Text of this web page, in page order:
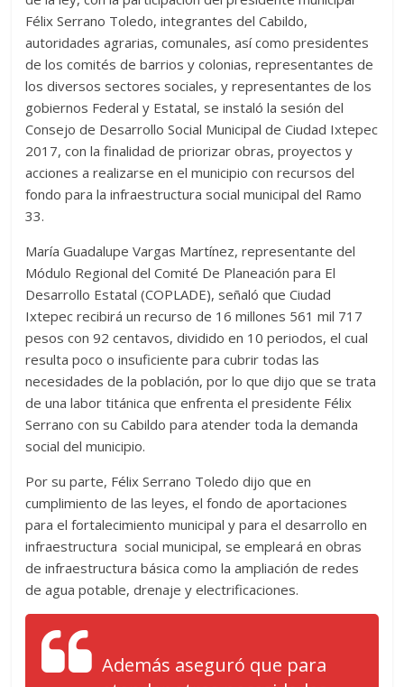
Félix Serrano Toledo, integrantes del Cabildo,
autoridades agrarias, comunales, así como presidentes
de los comités de barrios y colonias, representantes de
los diversos sectores sociales, y representantes de los
gobiernos Federal y Estatal, se instaló la sesión del
Consejo de Desarrollo Social Municipal de Ciudad Ixtepec
2017, con la finalidad de priorizar obras, proyectos y
acciones a realizarse en el municipio con recursos del
fondo para la infraestructura social municipal del Ramo
33.
María Guadalupe Vargas Martínez, representante del
Módulo Regional del Comité De Planeación para El
Desarrollo Estatal (COPLADE), señaló que Ciudad
Ixtepec recibirá un recurso de 16 millones 561 mil 717
pesos con 92 centavos, dividido en 10 periodos, el cual
resulta poco o insuficiente para cubrir todas las
necesidades de la población, por lo que dijo que se trata
de una labor titánica que enfrenta el presidente Félix
Serrano con su Cabildo para atender toda la demanda
social del municipio.
Por su parte, Félix Serrano Toledo dijo que en
cumplimiento de las leyes, el fondo de aportaciones
para el fortalecimiento municipal y para el desarrollo en
infraestructura social municipal, se empleará en obras
de infraestructura básica como la ampliación de redes
de agua potable, drenaje y electrificaciones.
Además aseguró que para